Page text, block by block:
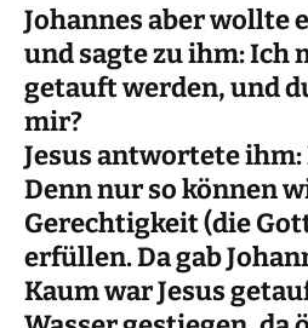
Johannes aber wollte
und sagte zu ihm: Ich
getauft werden, und
mir?
Jesus antwortete ihm:
Denn nur so können
Gerechtigkeit (die
erfüllen. Da gab
Kaum war Jesus